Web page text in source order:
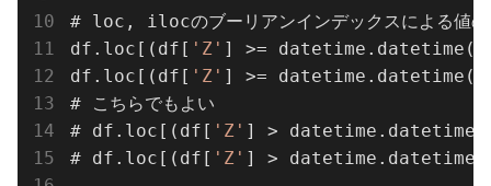
# loc, ilocのブーリアンインデックスによる値の
df.loc[(df[ 'Z' ] >= datetime.datetime(
df.loc[(df[ 'Z' ] >= datetime.datetime(
# こちらでもよい
# df.loc[(df[ 'Z' ] > datetime.datetime(
# df.loc[(df[ 'Z' ] > datetime.datetime(